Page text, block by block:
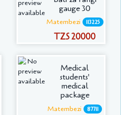
gauge 30
Matembezi 113225
TZS 20000
Medical
students'
medical
package
Matembezi 87711